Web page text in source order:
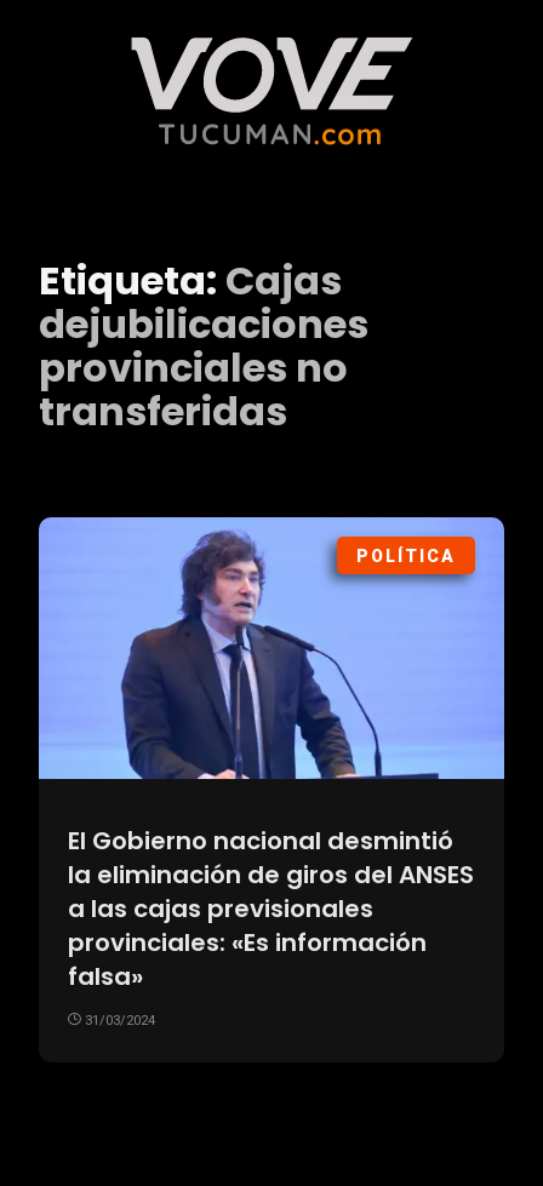
Etiqueta: Cajas
dejubilicaciones
provinciales no
transferidas
POLÍTICA
El Gobierno nacional desmintió
la eliminación de giros del ANSES
a las cajas previsionales
provinciales: «Es información
falsa»
31/03/2024